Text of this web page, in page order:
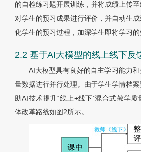
的自检练习题开展训练，并将成绩上传
对学生的预习成果进行评价，并自动生
化学生的预习过程，加深学生即将学习的
2.2 基于AI大模型的线上线下反
AI大模型具有良好的自主学习能力
量数据进行并行处理。由于学生学情档
助AI技术提升“线上+线下”混合式教学
体改革路线如图2所示。